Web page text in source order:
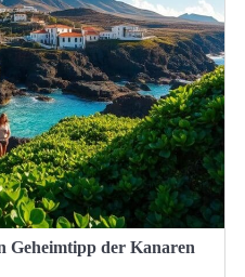
Geheimtipp der Kanaren